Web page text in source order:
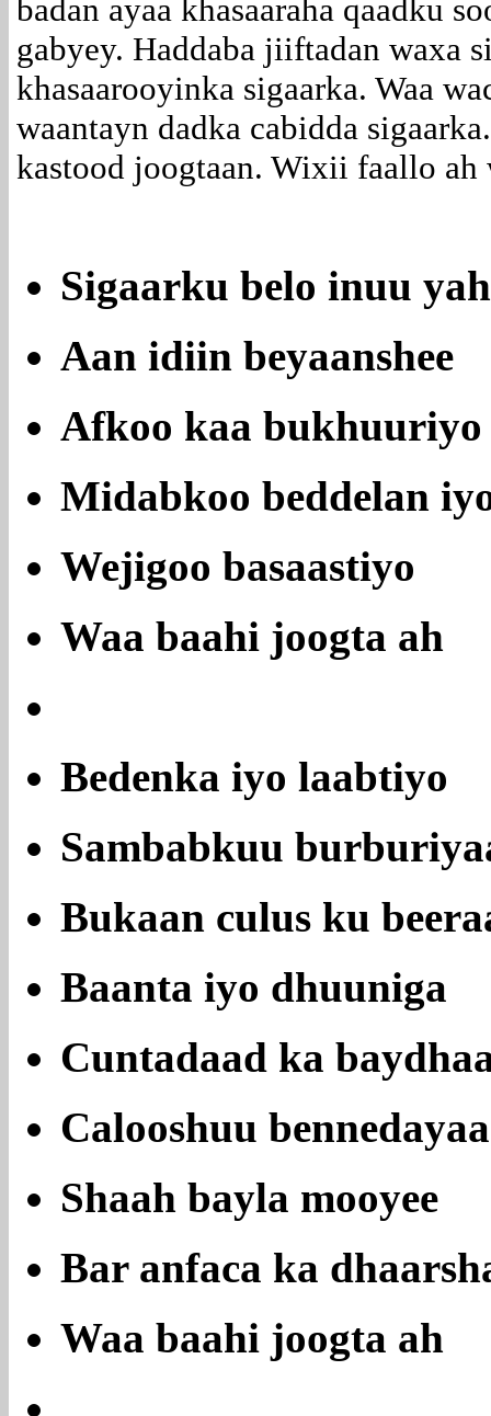
badan ayaa khasaaraha qaadku
gabyey. Haddaba jiiftadan waxa
khasaarooyinka sigaarka. Waa
waantayn dadka cabidda
kastood joogtaan. Wixii faallo ah
Sigaarku belo inuu
Aan idiin beyaanshee
Afkoo kaa bukhuuriyo
Midabkoo beddelan
Wejigoo basaastiyo
Waa baahi joogta ah
Bedenka iyo laabtiyo
Sambabkuu
Bukaan culus ku
Baanta iyo dhuuniga
Cuntadaad ka
Calooshuu bennedayaa
Shaah bayla mooyee
Bar anfaca ka
Waa baahi joogta ah